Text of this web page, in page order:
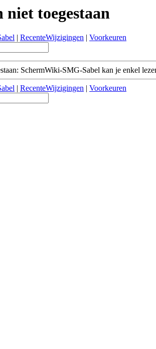
niet toegestaan
| RecenteWijzigingen | Voorkeuren
SchermWiki-SMG-Sabel kan je enkel
| RecenteWijzigingen | Voorkeuren